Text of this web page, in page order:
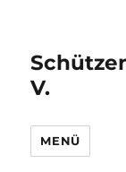
V.
MENÜ